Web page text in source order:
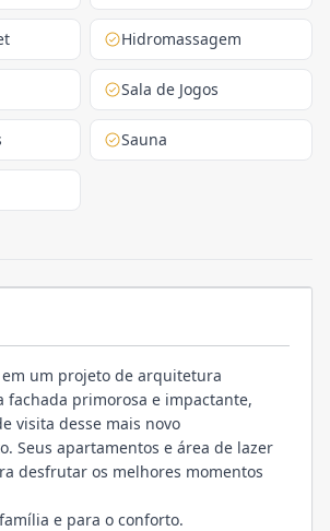
Hidromassagem
Sala de Jogos
Sauna
em um projeto de arquitetura
fachada primorosa e impactante,
visita desse mais novo
Seus apartamentos e área de lazer
desfrutar os melhores momentos
e para o conforto.